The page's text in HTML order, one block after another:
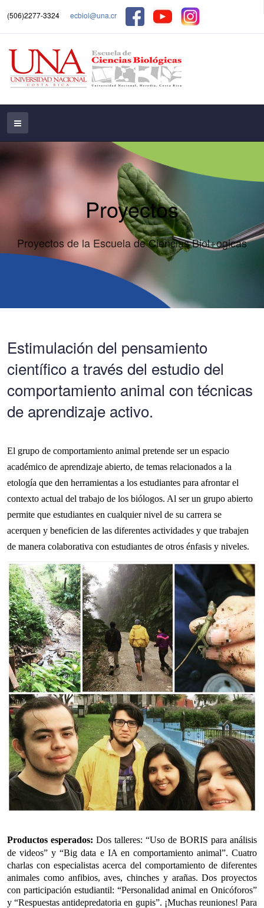
(506)2277-3324 ecbiol@una.cr
Proyectos
Proyectos de la Escuela de Ciencias Biol+ogicas
Estimulación del pensamiento
científico a través del estudio del
comportamiento animal con técnicas
de aprendizaje activo.
El grupo de comportamiento animal pretende ser un espacio
académico de aprendizaje abierto, de temas relacionados a la
etología que den herramientas a los estudiantes para afrontar el
contexto actual del trabajo de los biólogos. Al ser un grupo abierto
permite que estudiantes en cualquier nivel de su carrera se
acerquen y beneficien de las diferentes actividades y que trabajen
de manera colaborativa con estudiantes de otros énfasis y niveles.
Productos esperados: Dos talleres: “Uso de BORIS para análisis
de videos” y “Big data e IA en comportamiento animal”. Cuatro
charlas con especialistas acerca del comportamiento de diferentes
animales como anfibios, aves, chinches y arañas. Dos proyectos
con participación estudiantil: “Personalidad animal en Onicóforos”
y “Respuestas antidepredatoria en gupis”. ¡Muchas reuniones! Para